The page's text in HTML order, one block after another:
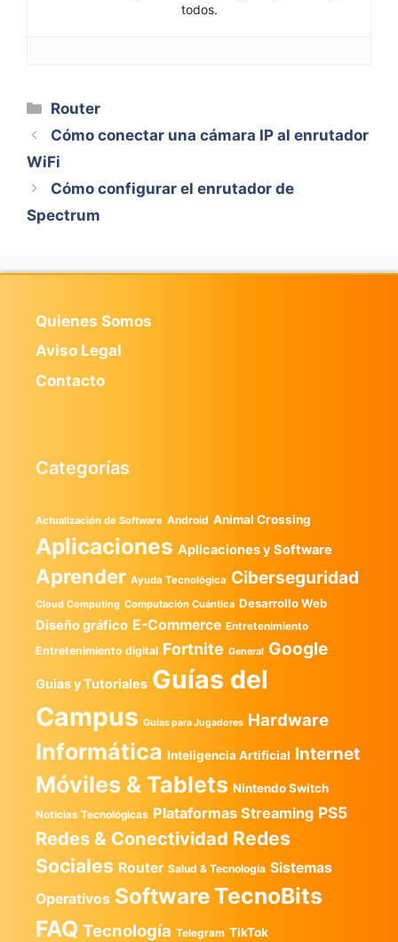
todos.
Categorías
Router
Cómo conectar una cámara IP al enrutador
WiFi
Cómo configurar el enrutador de
Spectrum
Quienes Somos
Aviso Legal
Contacto
Categorías
Actualización de Software Android Animal Crossing
Aplicaciones Aplicaciones y Software
Aprender Ayuda Tecnológica Ciberseguridad
Cloud Computing Computación Cuántica Desarrollo Web
Diseño gráfico E-Commerce Entretenimiento
Entretenimiento digital Fortnite General Google
Guias y Tutoriales Guías del
Campus Guías para Jugadores Hardware
Informática Inteligencia Artificial Internet
Móviles & Tablets Nintendo Switch
Noticias Tecnológicas Plataformas Streaming PS5
Redes & Conectividad Redes
Sociales Router Salud & Tecnología Sistemas
Operativos SoftwareTecnoBits
FAQ Tecnología Telegram TikTok